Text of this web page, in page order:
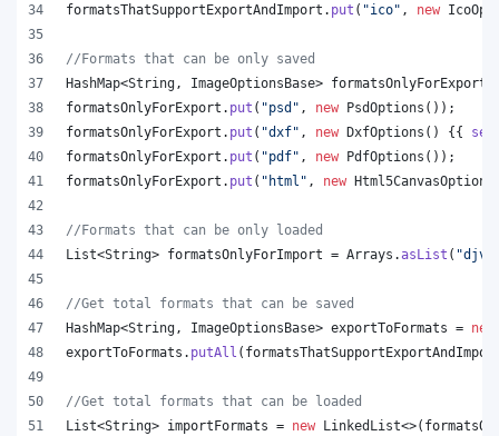
formatsThatSupportExportAndImport . put ( "ico" , new
//Formats that can be only saved
HashMap<String , ImageOptionsBase> formatsOnlyForExport
formatsOnlyForExport . put ( "psd" , new PsdOptions ());
formatsOnlyForExport . put ( "dxf" , new DxfOptions () {{
formatsOnlyForExport . put ( "pdf" , new PdfOptions ());
formatsOnlyForExport . put ( "html" , new Html5CanvasOptions
//Formats that can be only loaded
List<String> formatsOnlyForImport = Arrays .asList (
//Get total formats that can be saved
HashMap<String , ImageOptionsBase> exportToFormats = new
exportToFormats . putAll (
//Get total formats that can be loaded
List<String> importFormats = new LinkedList<>(